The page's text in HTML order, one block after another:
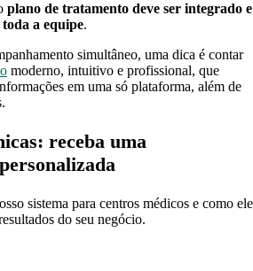
plano de tratamento deve ser integrado e
a equipe.
simultâneo, uma dica é contar
moderno, intuitivo e profissional, que
em uma só plataforma, além de
receba uma
sistema para centros médicos e como ele
do seu negócio.